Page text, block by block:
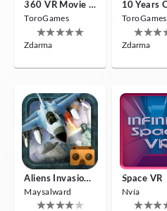
360 VR Movie Experience
ToroGames
Zdarma
ToroGames
Zdarma
Aliens Invasion VR
Maysalward
Space VR
Nvía